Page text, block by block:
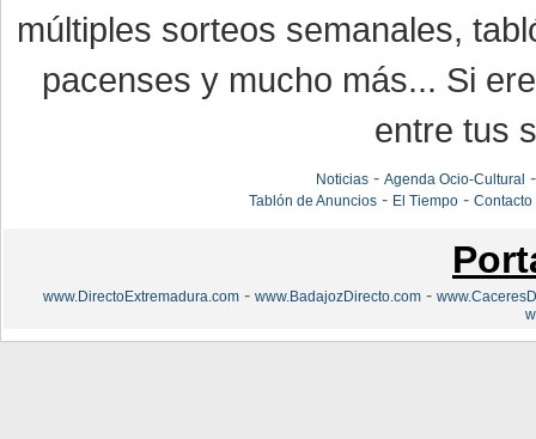
múltiples sorteos semanales,
pacenses y mucho más... Si
entre tus
Noticias- Agenda Ocio-Cultural
Tablón de Anuncios- El Tiempo- Contacto
www.DirectoExtremadura.com - www.BadajozDirecto.com -